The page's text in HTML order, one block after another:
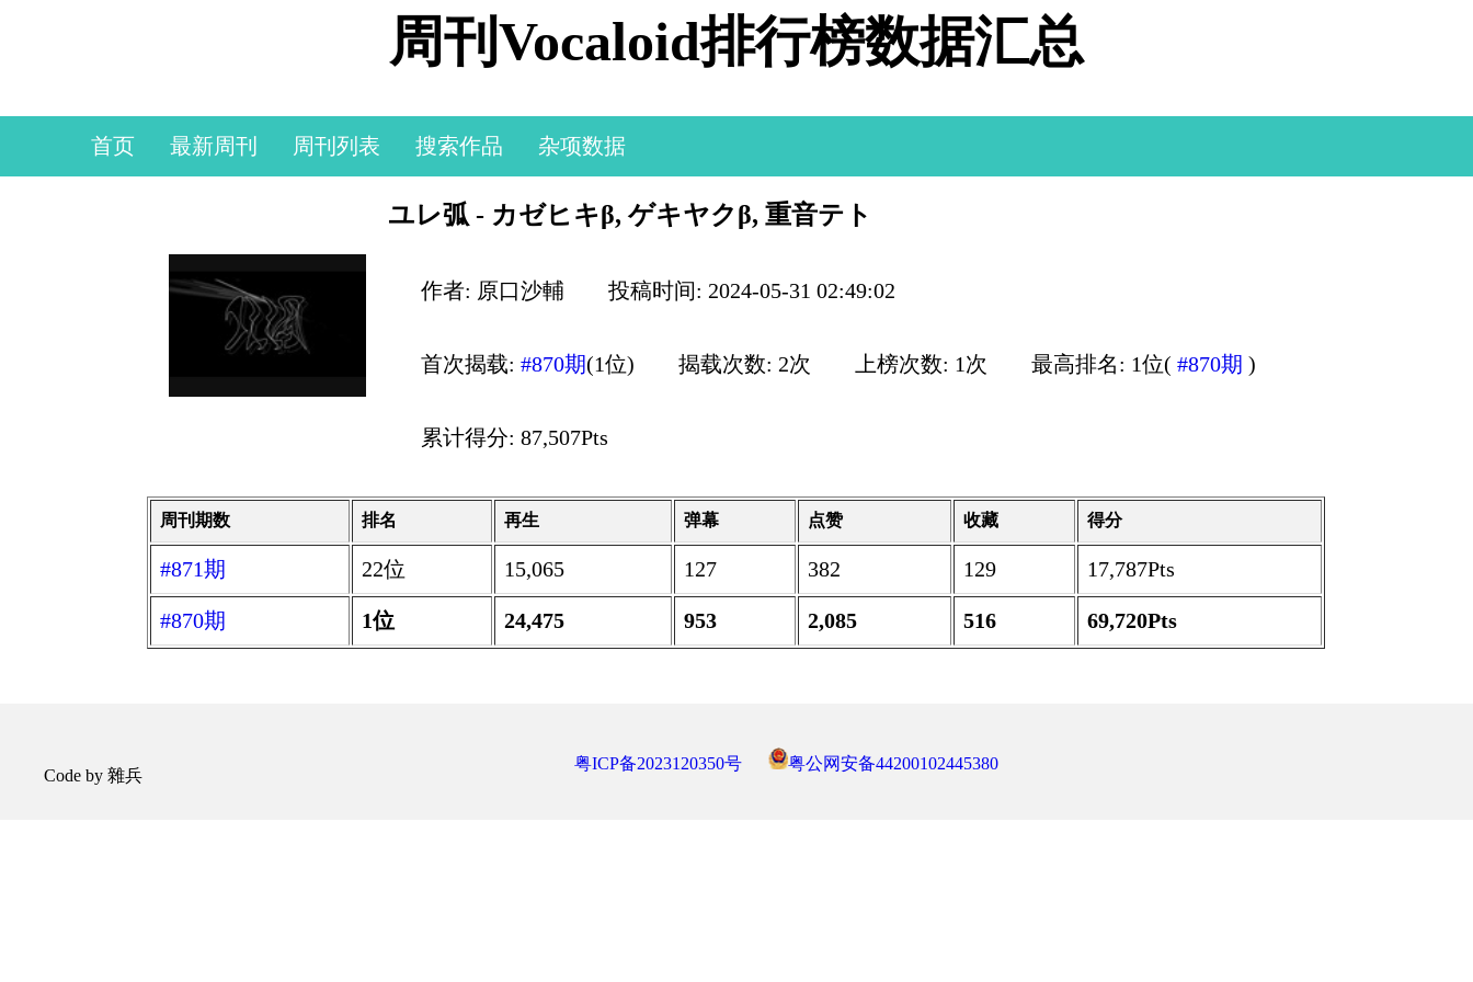
周刊Vocaloid排行榜数据汇总
首页 最新周刊 周刊列表 搜索作品 杂项数据
ユレ弧 - カゼヒキβ, ゲキヤクβ, 重音テト
作者: 原口沙輔 投稿时间: 2024-05-31 02:49:02
首次揭载:#870期(1位) 揭载次数: 2次 上榜次数: 1次 最高排名: 1位(#870期 )
累计得分: 87,507Pts
周刊期数 排名 再生 弹幕 点赞 收藏 得分
#871期 22位 15,065 127 382 129 17,787Pts
#870期 1位 24,475 953 2,085 516 69,720Pts
Code by 雜兵
粤ICP备2023120350号 粤公网安备44200102445380